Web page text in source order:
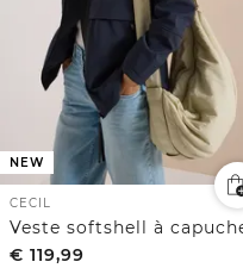
NEW
CECIL
€ 119,99